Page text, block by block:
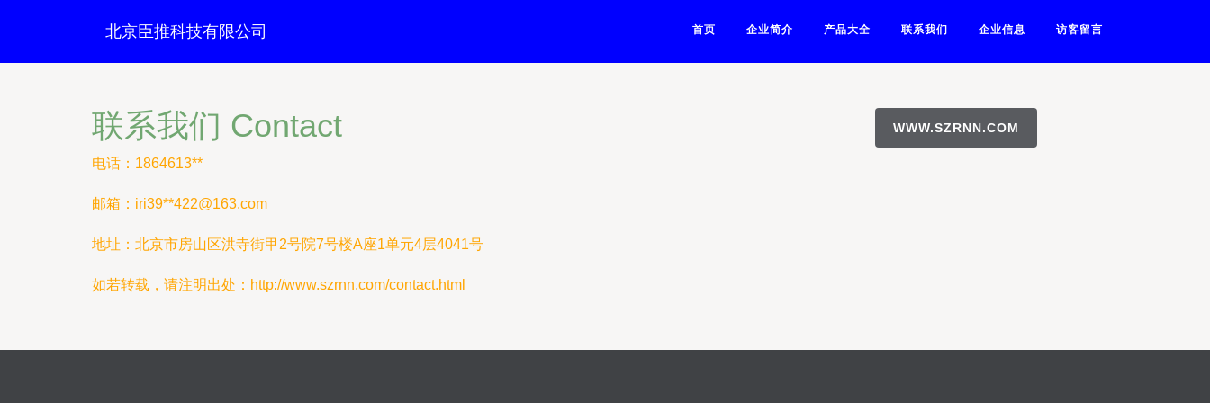
北京臣推科技有限公司 首页 企业简介 产品大全 联系我们 企业信息 访客留言
联系我们 Contact
电话：1864613**
邮箱：iri39**422@163.com
地址：北京市房山区洪寺街甲2号院7号楼A座1单元4层4041号
如若转载，请注明出处：http://www.szrnn.com/contact.html
WWW.SZRNN.COM